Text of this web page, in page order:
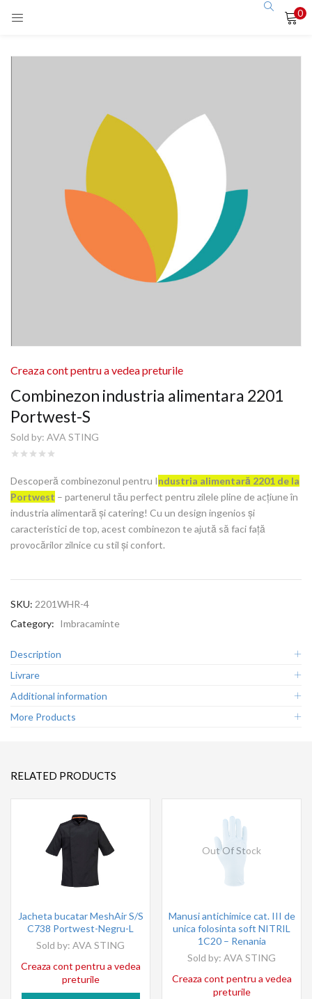
0
Combinezon industria alimentara 2201
Portwest-S
Sold by: AVA STING
Creaza cont pentru a vedea preturile
Descoperă combinezonul pentru Industria alimentară 2201 de la
Portwest – partenerul tău perfect pentru zilele pline de acțiune în
industria alimentară și catering! Cu un design ingenios și
caracteristici de top, acest combinezon te ajută să faci față
provocărilor zilnice cu stil și confort.
SKU: 2201WHR-4
Category: Imbracaminte
Description
Livrare
Additional information
More Products
RELATED PRODUCTS
Jacheta bucatar MeshAir S/S
C738 Portwest-Negru-L
Sold by: AVA STING
Creaza cont pentru a vedea
preturile
Out Of Stock
Manusi antichimice cat. III de
unica folosinta soft NITRIL
1C20 – Renania
Sold by: AVA STING
Creaza cont pentru a vedea
preturile
Remember me
Lost password?